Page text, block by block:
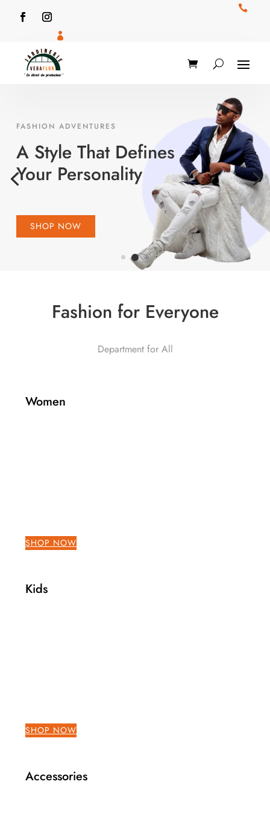


FASHION ADVENTURES
A Style That Defines
Your Personality
SHOP NOW
Fashion for Everyone
Department for All
Women
SHOP NOW
Kids
SHOP NOW
Accessories